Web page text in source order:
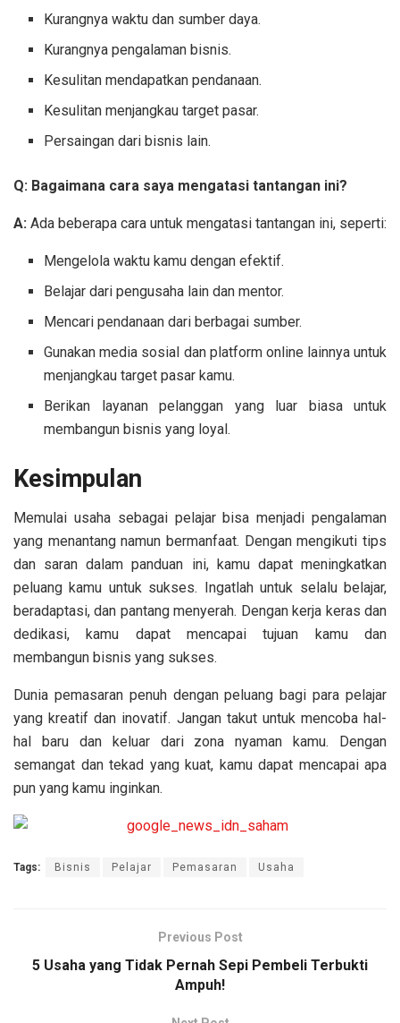
Kurangnya waktu dan sumber daya.
Kurangnya pengalaman bisnis.
Kesulitan mendapatkan pendanaan.
Kesulitan menjangkau target pasar.
Persaingan dari bisnis lain.
Q: Bagaimana cara saya mengatasi tantangan ini?
A: Ada beberapa cara untuk mengatasi tantangan ini, seperti:
Mengelola waktu kamu dengan efektif.
Belajar dari pengusaha lain dan mentor.
Mencari pendanaan dari berbagai sumber.
Gunakan media sosial dan platform online lainnya untuk
menjangkau target pasar kamu.
Berikan layanan pelanggan yang luar biasa untuk
membangun bisnis yang loyal.
Kesimpulan
Memulai usaha sebagai pelajar bisa menjadi pengalaman
yang menantang namun bermanfaat. Dengan mengikuti tips
dan saran dalam panduan ini, kamu dapat meningkatkan
peluang kamu untuk sukses. Ingatlah untuk selalu belajar,
beradaptasi, dan pantang menyerah. Dengan kerja keras dan
dedikasi, kamu dapat mencapai tujuan kamu dan
membangun bisnis yang sukses.
Dunia pemasaran penuh dengan peluang bagi para pelajar
yang kreatif dan inovatif. Jangan takut untuk mencoba hal-
hal baru dan keluar dari zona nyaman kamu. Dengan
semangat dan tekad yang kuat, kamu dapat mencapai apa
pun yang kamu inginkan.
Tags: Bisnis Pelajar Pemasaran Usaha
Previous Post
5 Usaha yang Tidak Pernah Sepi Pembeli Terbukti
Ampuh!